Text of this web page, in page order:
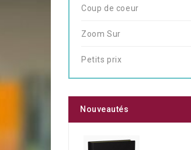
Coup de coeur
Zoom Sur
Petits prix
Nouveautés